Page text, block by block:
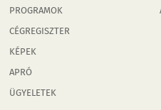
PROGRAMOK
CÉGREGISZTER
KÉPEK
APRÓ
ÜGYELETEK